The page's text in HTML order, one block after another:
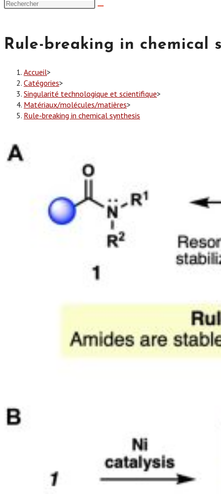
Rule-breaking in chemical
Accueil>
Catégories>
Singularité technologique et scientifique>
Matériaux/molécules/matières>
Rule-breaking in chemical synthesis